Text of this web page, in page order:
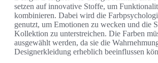
setzen auf innovative Stoffe, um
kombinieren. Dabei wird die
genutzt, um Emotionen zu wecken und die
Kollektion zu unterstreichen. Die Farben
ausgewählt werden, da sie die
Designerkleidung erheblich beeinflussen